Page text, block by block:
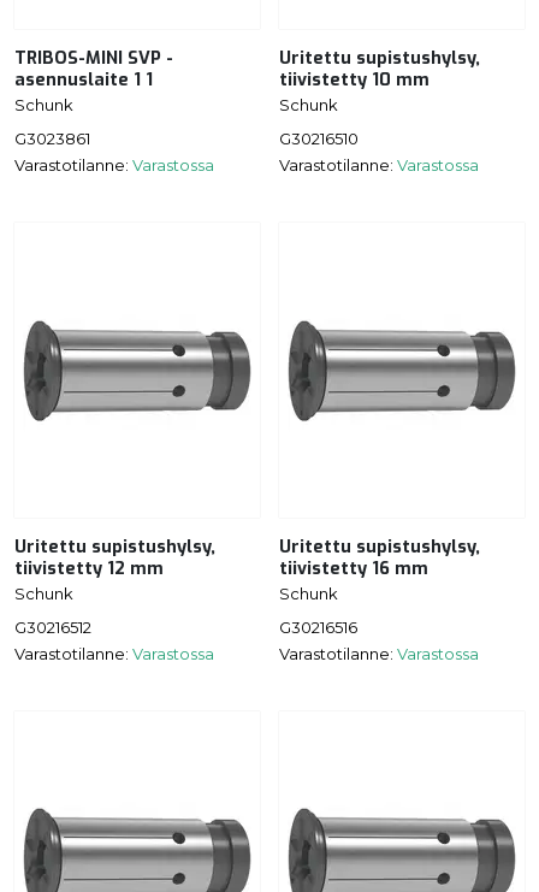
TRIBOS-MINI SVP -
asennuslaite 1 1
Schunk
G3023861
Varastotilanne: Varastossa
Uritettu supistushylsy,
tiivistetty 10 mm
Schunk
G30216510
Varastotilanne: Varastossa
Uritettu supistushylsy,
tiivistetty 12 mm
Schunk
G30216512
Varastotilanne: Varastossa
Uritettu supistushylsy,
tiivistetty 16 mm
Schunk
G30216516
Varastotilanne: Varastossa